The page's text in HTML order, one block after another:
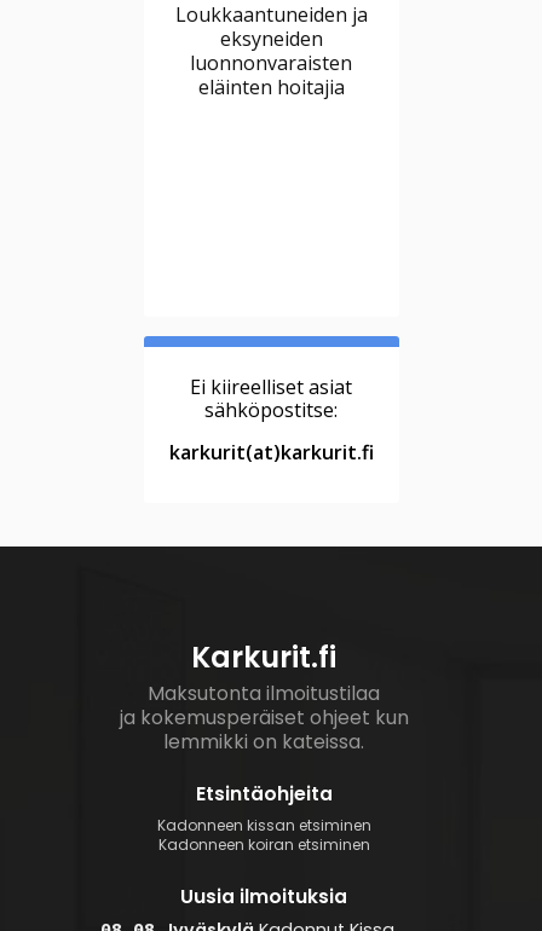
Loukkaantuneiden ja
eksyneiden
luonnonvaraisten
eläinten hoitajia
Ei kiireelliset asiat
sähköpostitse:
karkurit(at)karkurit.fi
Karkurit.fi
Maksutonta ilmoitustilaa
ja kokemusperäiset ohjeet kun
lemmikki on kateissa.
Etsintäohjeita
Kadonneen kissan etsiminen
Kadonneen koiran etsiminen
Uusia ilmoituksia